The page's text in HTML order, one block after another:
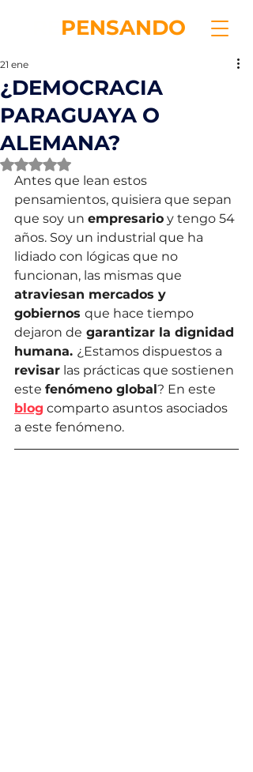
PENSANDO
¿DEMOCRACIA
PARAGUAYA O
ALEMANA?
21 ene
Obtuvo NaN de 5 estrellas.
Antes que lean estos
pensamientos, quisiera que sepan
que soy un empresario y tengo 54
años. Soy un industrial que ha
lidiado con lógicas que no
funcionan, las mismas que
atraviesan mercados y
gobiernos que hace tiempo
dejaron de garantizar la dignidad
humana. ¿Estamos dispuestos a
revisar las prácticas que sostienen
este fenómeno global? En este
blog comparto asuntos asociados
a este fenómeno.